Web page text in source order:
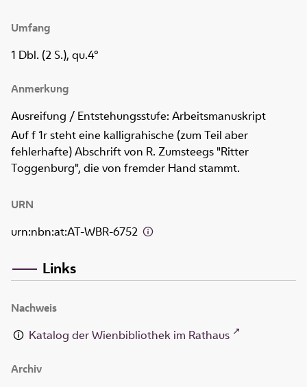
Umfang
1 Dbl. (2 S.), qu.4°
Anmerkung
Ausreifung / Entstehungsstufe: Arbeitsmanuskript
Auf f 1r steht eine kalligrahische (zum Teil aber
fehlerhafte) Abschrift von R. Zumsteegs "Ritter
Toggenburg", die von fremder Hand stammt.
URN
urn:nbn:at:AT-WBR-6752
Links
Nachweis
Katalog der Wienbibliothek im Rathaus
Archiv